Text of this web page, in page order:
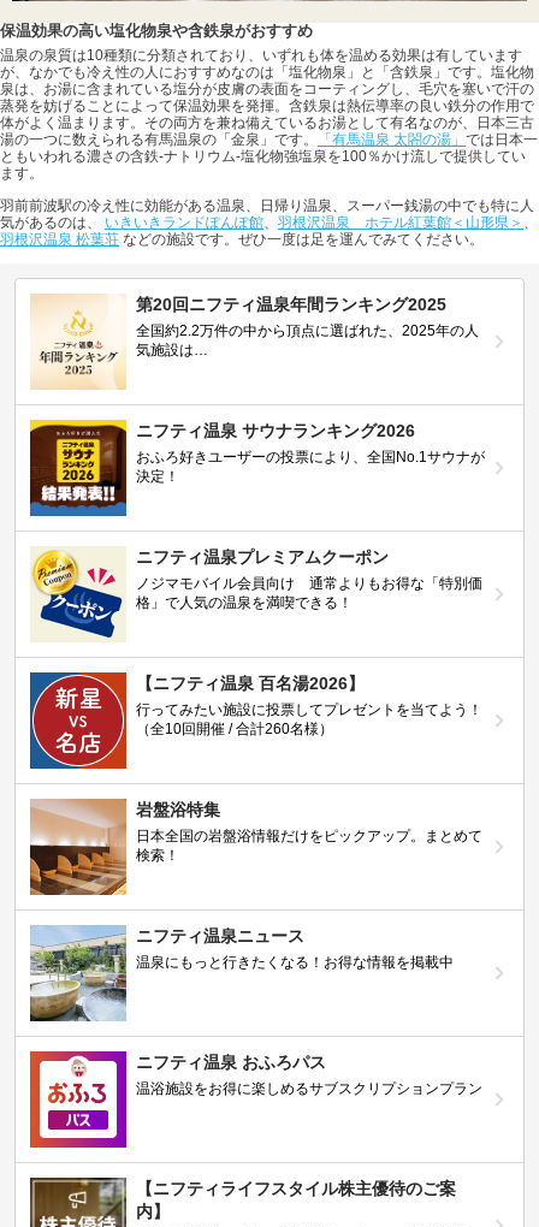
保温効果の高い塩化物泉や含鉄泉がおすすめ
温泉の泉質は10種類に分類されており、いずれも体を温める効果は有しています
が、なかでも冷え性の人におすすめなのは「塩化物泉」と「含鉄泉」です。塩化物
泉は、お湯に含まれている塩分が皮膚の表面をコーティングし、毛穴を塞いで汗の
蒸発を妨げることによって保温効果を発揮。含鉄泉は熱伝導率の良い鉄分の作用で
体がよく温まります。その両方を兼ね備えているお湯として有名なのが、日本三古
湯の一つに数えられる有馬温泉の「金泉」です。
「有馬温泉 太閤の湯」 では日本一
ともいわれる濃さの含鉄-ナトリウム-塩化物強塩泉を100％かけ流しで提供してい
ます。
羽前前波駅の冷え性に効能がある温泉、日帰り温泉、スーパー銭湯の中でも特に人
気があるのは、 いきいきランドぽんぽ館 羽根沢温泉 ホテル紅葉館＜山形県＞
羽根沢温泉 松葉荘 などの施設です。ぜひ一度は足を運んでみてください。
第20回ニフティ温泉年間ランキング2025
全国約2.2万件の中から頂点に選ばれた、2025年の人
気施設は…
ニフティ温泉 サウナランキング2026
おふろ好きユーザーの投票により、全国No.1サウナが
決定！
ニフティ温泉プレミアムクーポン
ノジマモバイル会員向け 通常よりもお得な「特別価
格」で人気の温泉を満喫できる！
【ニフティ温泉 百名湯2026】
行ってみたい施設に投票してプレゼントを当てよう！
（全10回開催 / 合計260名様）
岩盤浴特集
日本全国の岩盤浴情報だけをピックアップ。まとめて
検索！
ニフティ温泉ニュース
温泉にもっと行きたくなる！お得な情報を掲載中
ニフティ温泉 おふろパス
温浴施設をお得に楽しめるサブスクリプションプラン
【ニフティライフスタイル株主優待のご案
内】